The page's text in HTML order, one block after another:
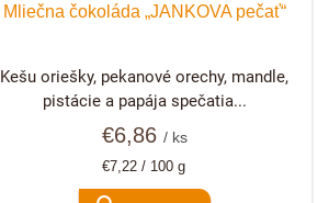
Mliečna čokoláda „JANKOVA pečať“
€6,86 / ks
Jednotková
€7,22 / 100 g
Kešu oriešky, pekanové orechy, mandle,
pistácie a papája spečatia...